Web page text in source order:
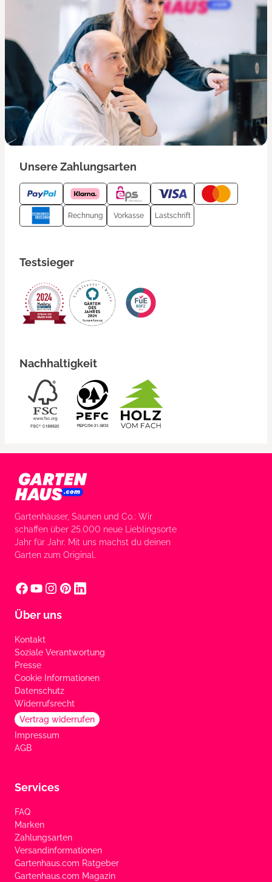
Unsere Zahlungsarten
Rechnung Vorkasse Lastschrift
Testsieger
Nachhaltigkeit
Gartenhäuser, Saunen und Co.: Wir
schaffen über 25.000 neue Lieblingsorte
Jahr für Jahr. Mit uns machst du deinen
Garten zum Original.
Über uns
Kontakt
Soziale Verantwortung
Presse
Cookie Informationen
Datenschutz
Widerrufsrecht
Vertrag widerrufen
Impressum
AGB
Services
FAQ
Marken
Zahlungsarten
Versandinformationen
Gartenhaus.com Ratgeber
Gartenhaus.com Magazin